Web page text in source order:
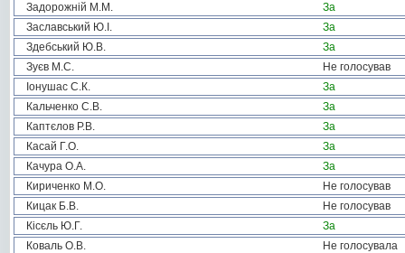
Задорожній М.М.
За
Заславський Ю.І.
За
Здебський Ю.В.
За
Зуєв М.С.
Не голосував
Іонушас С.К.
За
Кальченко С.В.
За
Каптєлов Р.В.
За
Касай Г.О.
За
Качура О.А.
За
Кириченко М.О.
Не голосував
Кицак Б.В.
Не голосував
Кісєль Ю.Г.
За
Коваль О.В.
Не голосувала